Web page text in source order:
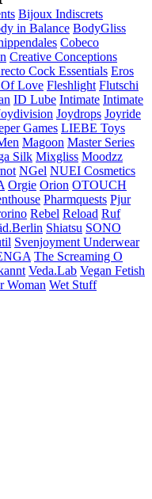
Bijoux Indiscrets
in Balance BodyGliss
Cobeco
Creative Conceptions
Cock Essentials Eros
Love Fleshlight Flutschi
ID Lube Intimate Intimate
Joydrops Joyride
Games LIEBE Toys
Magoon Master Series
Silk Mixgliss Moodzz
NGel NUEI Cosmetics
Orgie Orion OTOUCH
Pharmquests Pjur
Rebel Reload Ruf
Shiatsu SONO
Svenjoyment Underwear
The Screaming O
Veda.Lab Vegan Fetish
Woman Wet Stuff